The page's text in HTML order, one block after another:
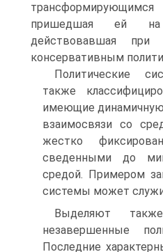
пришедшая ей
действовавшая
консервативным
Политические
также
имеющие
взаимосвязи со
жестко
сведенными до
средой. Примером
системы может
Выделяют
незавершенные
Последние